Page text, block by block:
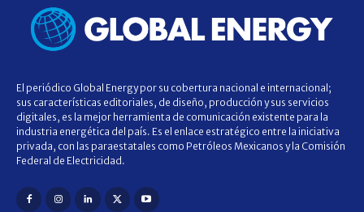
El periódico Global Energy por su cobertura nacional e internacional;
sus características editoriales, de diseño, producción y sus servicios
digitales, es la mejor herramienta de comunicación existente para la
industria energética del país. Es el enlace estratégico entre la iniciativa
privada, con las paraestatales como Petróleos Mexicanos y la Comisión
Federal de Electricidad.